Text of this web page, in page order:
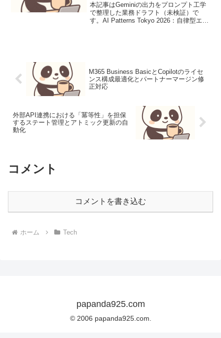
本記事はGeminiの出力をプロンプト工学
で整理した業務ドラフト（未検証）で
す。AI Patterns Tokyo 2026：自律型エー
M365 Business BasicとCopilotのライセ
ンス構成最適化とパートナーマージン修
正対応
外部API連携における「冪等性」を担保
するステート管理とアトミック更新の自
動化
コメント
コメントを書き込む
ホーム Tech
papanda925.com
© 2006 papanda925.com.